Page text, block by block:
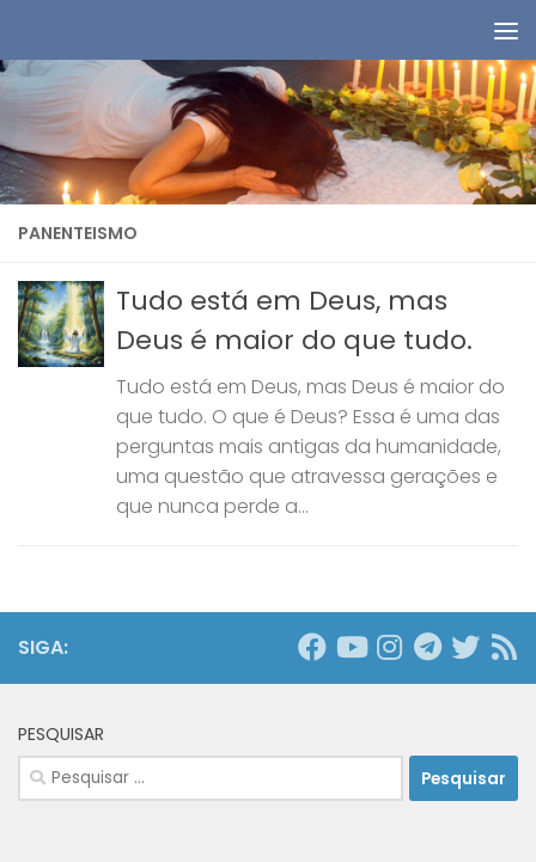
PANENTEISMO
Tudo está em Deus, mas
Deus é maior do que tudo.
Tudo está em Deus, mas Deus é maior do
que tudo. O que é Deus? Essa é uma das
perguntas mais antigas da humanidade,
uma questão que atravessa gerações e
que nunca perde a...
SIGA:
PESQUISAR
Pesquisar
por: